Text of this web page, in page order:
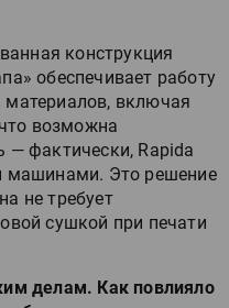
конструкция
обеспечивает работу
включая
возможна
— фактически, Rapida
машинами. Это решение
не требует
сушкой при печати
делам. Как повлияло